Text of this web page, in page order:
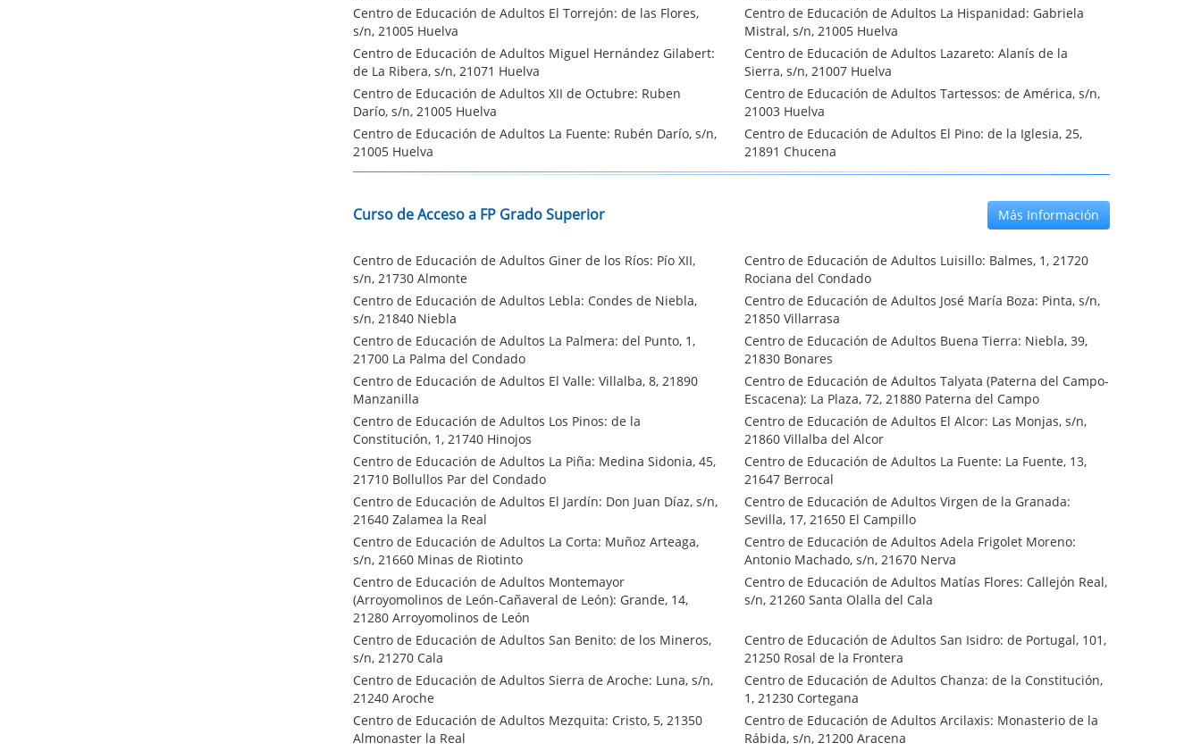
Centro de Educación de Adultos El Torrejón: de las Flores,
s/n, 21005 Huelva
Centro de Educación de Adultos La Hispanidad: Gabriela
Mistral, s/n, 21005 Huelva
Centro de Educación de Adultos Miguel Hernández Gilabert:
de La Ribera, s/n, 21071 Huelva
Centro de Educación de Adultos Lazareto: Alanís de la
Sierra, s/n, 21007 Huelva
Centro de Educación de Adultos XII de Octubre: Ruben
Darío, s/n, 21005 Huelva
Centro de Educación de Adultos Tartessos: de América, s/n,
21003 Huelva
Centro de Educación de Adultos La Fuente: Rubén Darío, s/n,
21005 Huelva
Centro de Educación de Adultos El Pino: de la Iglesia, 25,
21891 Chucena
Curso de Acceso a FP Grado Superior Más Información
Centro de Educación de Adultos Giner de los Ríos: Pío XII,
s/n, 21730 Almonte
Centro de Educación de Adultos Luisillo: Balmes, 1, 21720
Rociana del Condado
Centro de Educación de Adultos Lebla: Condes de Niebla,
s/n, 21840 Niebla
Centro de Educación de Adultos José María Boza: Pinta, s/n,
21850 Villarrasa
Centro de Educación de Adultos La Palmera: del Punto, 1,
21700 La Palma del Condado
Centro de Educación de Adultos Buena Tierra: Niebla, 39,
21830 Bonares
Centro de Educación de Adultos El Valle: Villalba, 8, 21890
Manzanilla
Centro de Educación de Adultos Talyata (Paterna del Campo-
Escacena): La Plaza, 72, 21880 Paterna del Campo
Centro de Educación de Adultos Los Pinos: de la
Constitución, 1, 21740 Hinojos
Centro de Educación de Adultos El Alcor: Las Monjas, s/n,
21860 Villalba del Alcor
Centro de Educación de Adultos La Piña: Medina Sidonia, 45,
21710 Bollullos Par del Condado
Centro de Educación de Adultos La Fuente: La Fuente, 13,
21647 Berrocal
Centro de Educación de Adultos El Jardín: Don Juan Díaz, s/n,
21640 Zalamea la Real
Centro de Educación de Adultos Virgen de la Granada:
Sevilla, 17, 21650 El Campillo
Centro de Educación de Adultos La Corta: Muñoz Arteaga,
s/n, 21660 Minas de Riotinto
Centro de Educación de Adultos Adela Frigolet Moreno:
Antonio Machado, s/n, 21670 Nerva
Centro de Educación de Adultos Montemayor
(Arroyomolinos de León-Cañaveral de León): Grande, 14,
21280 Arroyomolinos de León
Centro de Educación de Adultos Matías Flores: Callejón Real,
s/n, 21260 Santa Olalla del Cala
Centro de Educación de Adultos San Benito: de los Mineros,
s/n, 21270 Cala
Centro de Educación de Adultos San Isidro: de Portugal, 101,
21250 Rosal de la Frontera
Centro de Educación de Adultos Sierra de Aroche: Luna, s/n,
21240 Aroche
Centro de Educación de Adultos Chanza: de la Constitución,
1, 21230 Cortegana
Centro de Educación de Adultos Mezquita: Cristo, 5, 21350
Almonaster la Real
Centro de Educación de Adultos Arcilaxis: Monasterio de la
Rábida, s/n, 21200 Aracena